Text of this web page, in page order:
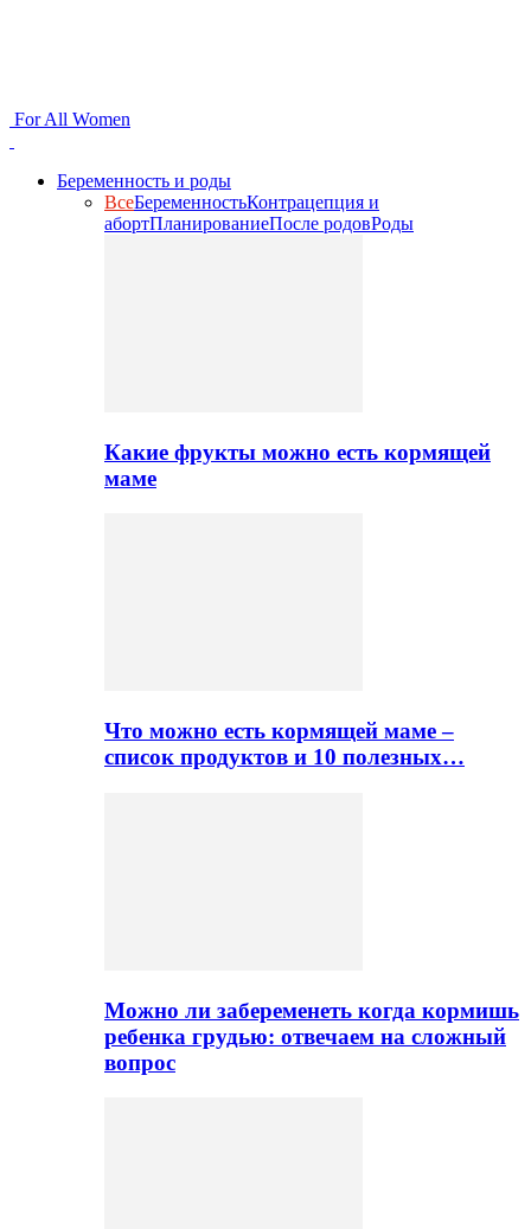
For All Women
Беременность и роды
ВсеБеременностьКонтрацепция и
абортПланированиеПосле родовРоды
Какие фрукты можно есть кормящей
маме
Что можно есть кормящей маме –
список продуктов и 10 полезных…
Можно ли забеременеть когда кормишь
ребенка грудью: отвечаем на сложный
вопрос